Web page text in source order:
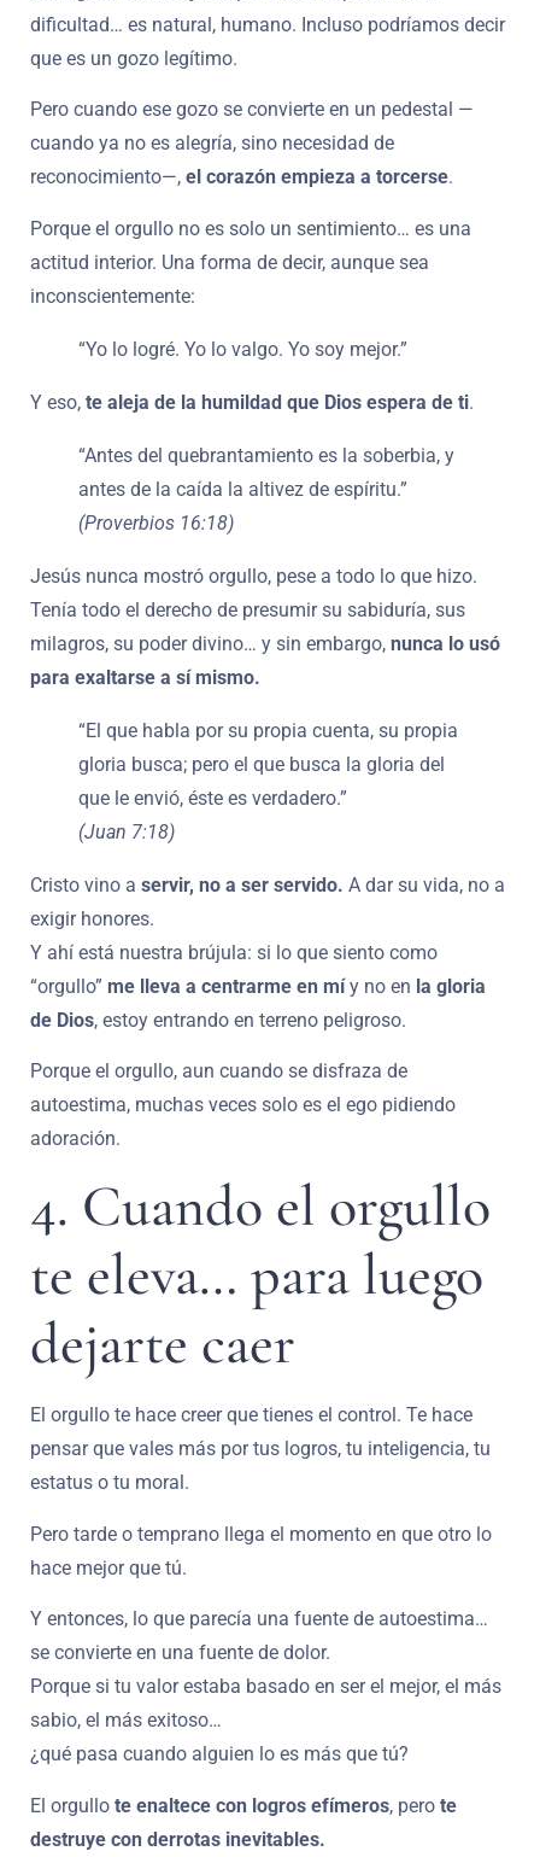
dificultad… es natural, humano. Incluso podríamos decir
que es un gozo legítimo.
Pero cuando ese gozo se convierte en un pedestal —
cuando ya no es alegría, sino necesidad de
reconocimiento—, el corazón empieza a torcerse.
Porque el orgullo no es solo un sentimiento… es una
actitud interior. Una forma de decir, aunque sea
inconscientemente:
“Yo lo logré. Yo lo valgo. Yo soy mejor.”
Y eso, te aleja de la humildad que Dios espera de ti.
“Antes del quebrantamiento es la soberbia, y
antes de la caída la altivez de espíritu.”
(Proverbios 16:18)
Jesús nunca mostró orgullo, pese a todo lo que hizo.
Tenía todo el derecho de presumir su sabiduría, sus
milagros, su poder divino… y sin embargo, nunca lo usó
para exaltarse a sí mismo.
“El que habla por su propia cuenta, su propia
gloria busca; pero el que busca la gloria del
que le envió, éste es verdadero.”
(Juan 7:18)
Cristo vino a servir, no a ser servido. A dar su vida, no a
exigir honores.
Y ahí está nuestra brújula: si lo que siento como
“orgullo” me lleva a centrarme en míy no en la gloria
de Dios, estoy entrando en terreno peligroso.
Porque el orgullo, aun cuando se disfraza de
autoestima, muchas veces solo es el ego pidiendo
adoración.
4. Cuando el orgullo
te eleva… para luego
dejarte caer
El orgullo te hace creer que tienes el control. Te hace
pensar que vales más por tus logros, tu inteligencia, tu
estatus o tu moral.
Pero tarde o temprano llega el momento en que otro lo
hace mejor que tú.
Y entonces, lo que parecía una fuente de autoestima…
se convierte en una fuente de dolor.
Porque si tu valor estaba basado en ser el mejor, el más
sabio, el más exitoso…
¿qué pasa cuando alguien lo es más que tú?
El orgullo te enaltece con logros efímeros, pero te
destruye con derrotas inevitables.